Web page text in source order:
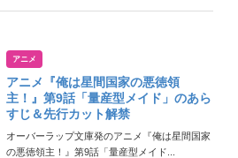
アニメ
アニメ『俺は星間国家の悪徳領
主！』第9話「量産型メイド」のあら
すじ＆先行カット解禁
オーバーラップ文庫発のアニメ『俺は星間国家
の悪徳領主！』第9話「量産型メイド...